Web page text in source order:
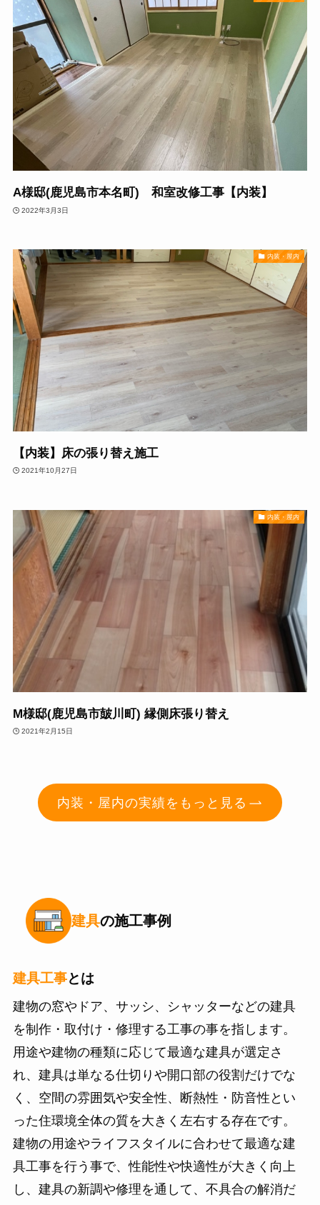
A様邸(鹿児島市本名町) 和室改修工事【内装】
2022年3月3日
内装・屋内
【内装】床の張り替え施工
2021年10月27日
内装・屋内
M様邸(鹿児島市皷川町) 縁側床張り替え
2021年2月15日
内装・屋内の実績をもっと見る
建具の施工事例
建具工事とは
建物の窓やドア、サッシ、シャッターなどの建具
を制作・取付け・修理する工事の事を指します。
用途や建物の種類に応じて最適な建具が選定さ
れ、建具は単なる仕切りや開口部の役割だけでな
く、空間の雰囲気や安全性、断熱性・防音性とい
った住環境全体の質を大きく左右する存在です。
建物の用途やライフスタイルに合わせて最適な建
具工事を行う事で、性能性や快適性が大きく向上
し、建具の新調や修理を通して、不具合の解消だ